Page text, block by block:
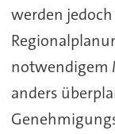
werden
notwendigem
anders